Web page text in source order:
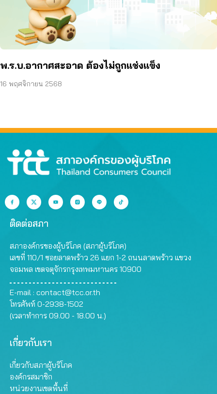
พ.ร.บ.อากาศสะอาด ต้องไม่ถูกแช่งแข็ง
16 พฤศจิกายน 2568
ติดต่อสภา
สภาองค์กรของผู้บริโภค (สภาผู้บริโภค)
เลขที่ 110/1 ซอยลาดพร้าว 26 แยก 1-2 ถนนลาดพร้าว แขวง
จอมพล เขตจตุจักรกรุงเทพมหานคร 10900
E-mail : contact@tcc.or.th
โทรศัพท์ 0-2938-1502
(เวลาทำการ 09.00 - 18.00 น.)
เกี่ยวกับเรา
เกี่ยวกับสภาผู้บริโภค
องค์กรสมาชิก
หน่วยงานเขตพื้นที่